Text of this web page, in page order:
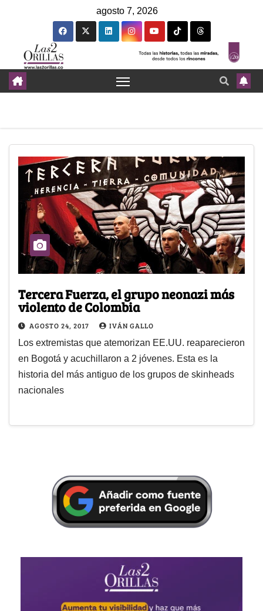
agosto 7, 2026
Tercera Fuerza, el grupo neonazi más
violento de Colombia
AGOSTO 24, 2017 IVÁN GALLO
Los extremistas que atemorizan EE.UU. reaparecieron
en Bogotá y acuchillaron a 2 jóvenes. Esta es la
historia del más antiguo de los grupos de skinheads
nacionales